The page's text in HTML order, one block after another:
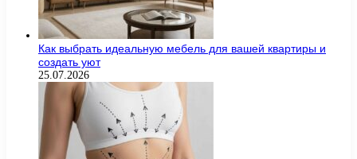
Как выбрать идеальную мебель для вашей квартиры и
создать уют
25.07.2026